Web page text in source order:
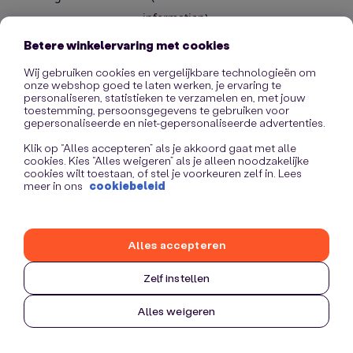
information).
Betere winkelervaring met cookies
Wij gebruiken cookies en vergelijkbare technologieën om
onze webshop goed te laten werken, je ervaring te
personaliseren, statistieken te verzamelen en, met jouw
toestemming, persoonsgegevens te gebruiken voor
gepersonaliseerde en niet-gepersonaliseerde advertenties.
Klik op “Alles accepteren” als je akkoord gaat met alle
cookies. Kies “Alles weigeren” als je alleen noodzakelijke
cookies wilt toestaan, of stel je voorkeuren zelf in. Lees
meer in ons cookiebeleid
Zelf instellen
Alles weigeren
Alles accepteren